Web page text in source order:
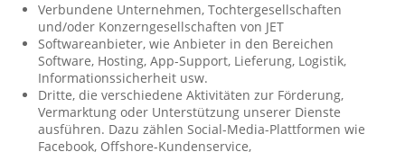
Verbundene Unternehmen, Tochtergesellschaften
und/oder Konzerngesellschaften von JET
Softwareanbieter, wie Anbieter in den Bereichen
Software, Hosting, App-Support, Lieferung, Logistik,
Informationssicherheit usw.
Dritte, die verschiedene Aktivitäten zur Förderung,
Vermarktung oder Unterstützung unserer Dienste
ausführen. Dazu zählen Social-Media-Plattformen wie
Facebook, Offshore-Kundenservice,